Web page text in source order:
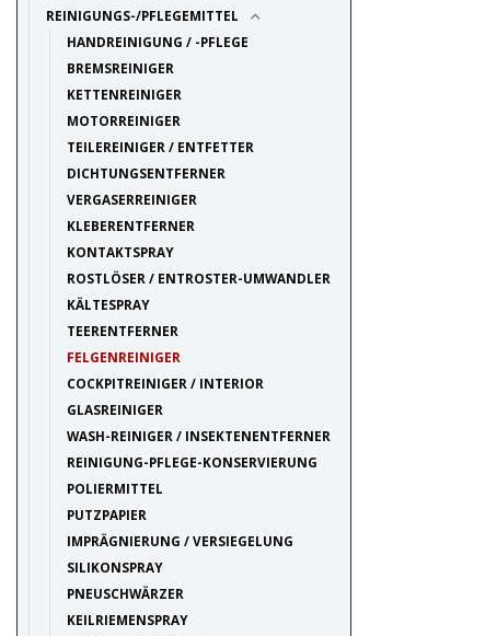
REINIGUNGS-/PFLEGEMITTEL
HANDREINIGUNG / -PFLEGE
BREMSREINIGER
KETTENREINIGER
MOTORREINIGER
TEILEREINIGER / ENTFETTER
DICHTUNGSENTFERNER
VERGASERREINIGER
KLEBERENTFERNER
KONTAKTSPRAY
ROSTLÖSER / ENTROSTER-UMWANDLER
KÄLTESPRAY
TEERENTFERNER
FELGENREINIGER
COCKPITREINIGER / INTERIOR
GLASREINIGER
WASH-REINIGER / INSEKTENENTFERNER
REINIGUNG-PFLEGE-KONSERVIERUNG
POLIERMITTEL
PUTZPAPIER
IMPRÄGNIERUNG / VERSIEGELUNG
SILIKONSPRAY
PNEUSCHWÄRZER
KEILRIEMENSPRAY